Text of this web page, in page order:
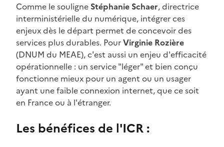
Comme le souligne Stéphanie Schaer, directrice
interministérielle du numérique, intégrer ces
enjeux dès le départ permet de concevoir des
services plus durables. PourVirginie Rozière
(DNUM du MEAE), c'est aussi un enjeu d'efficacité
opérationnelle : un service "léger" et bien conçu
fonctionne mieux pour un agent ou un usager
ayant une faible connexion internet, que ce soit
en France ou à l'étranger.
Les bénéfices de l'ICR :